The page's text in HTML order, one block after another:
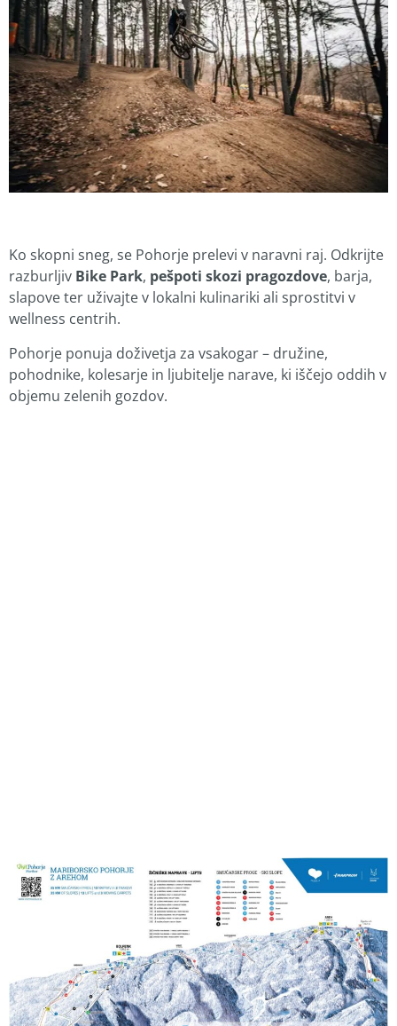
Ko skopni sneg, se Pohorje prelevi v naravni raj. Odkrijte
razburljiv Bike Park, pešpoti skozi pragozdove, barja,
slapove ter uživajte v lokalni kulinariki ali sprostitvi v
wellness centrih.
Pohorje ponuja doživetja za vsakogar – družine,
pohodnike, kolesarje in ljubitelje narave, ki iščejo oddih v
objemu zelenih gozdov.